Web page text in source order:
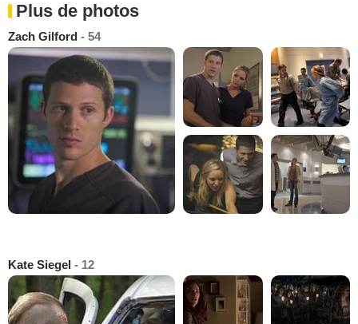
Plus de photos
Zach Gilford - 54
Kate Siegel - 12